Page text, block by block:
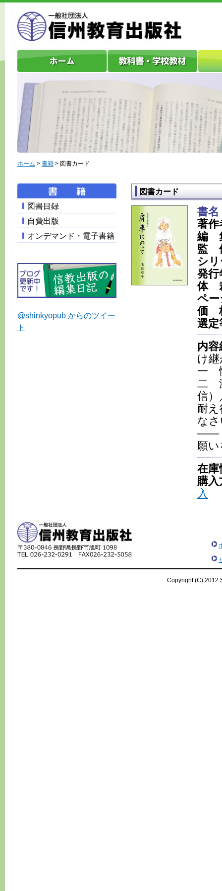
ホーム > 書籍 > 図書カード
図書カード
書名
著作
編
監
シ
発行
体
ペ
価
選定
内容
け
一
二
信
耐
な
――
願
在庫
購入
入
図書目録
自費出版
オンデマンド・電子書籍
@shinkyopub からのツイー
ト
Copyright (C) 2012